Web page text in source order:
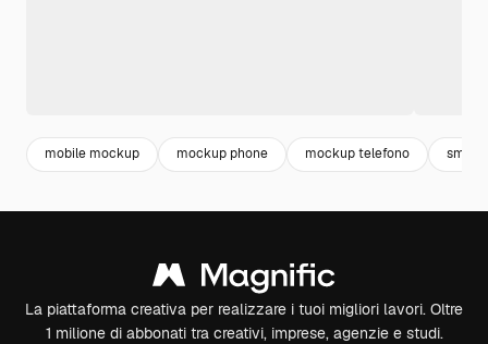
mobile mockup mockup phone mockup telefono
La piattaforma creativa per realizzare i tuoi migliori lavori. Oltre
1 milione di abbonati tra creativi, imprese, agenzie e studi.